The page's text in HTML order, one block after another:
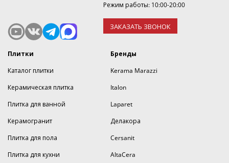
Режим работы: 10:00-20:00
ЗАКАЗАТЬ ЗВОНОК
Плитки
Каталог плитки
Керамическая плитка
Плитка для ванной
Керамогранит
Плитка для пола
Плитка для кухни
Бренды
Kerama Marazzi
Italon
Laparet
Делакора
Cersanit
AltaCera